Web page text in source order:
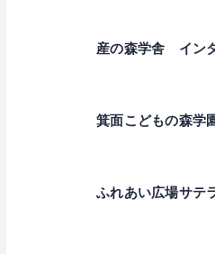
産の森学舎 イン
箕面こどもの森
ふれあい広場サ